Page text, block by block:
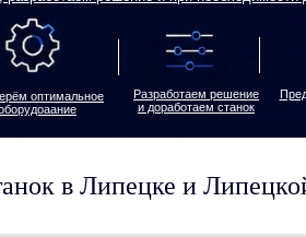
Разработаем решение
и доработаем станок
Предоставим
18 месяцев!
в Липецке и